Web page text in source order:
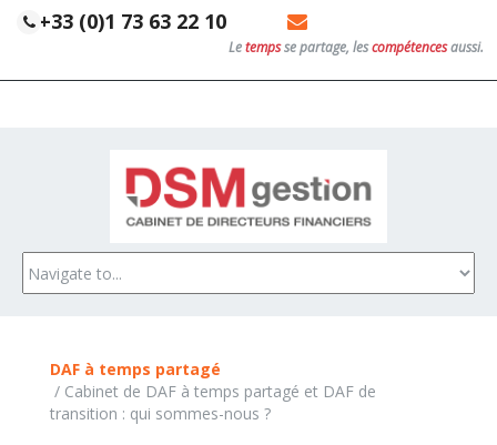
+33 (0)1 73 63 22 10
Letempsse partage, lescompétencesaussi.
ACCUEIL
A POURVOIR
DAF à temps partagé
/ Cabinet de DAF à temps partagé et DAF de
transition : qui sommes-nous ?